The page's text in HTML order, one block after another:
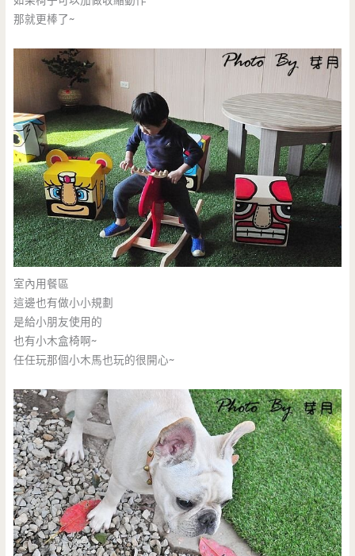
那就更棒了~
室內用餐區
這邊也有做小小規劃
是給小朋友使用的
也有小木盒椅啊~
任任玩那個小木馬也玩的很開心~